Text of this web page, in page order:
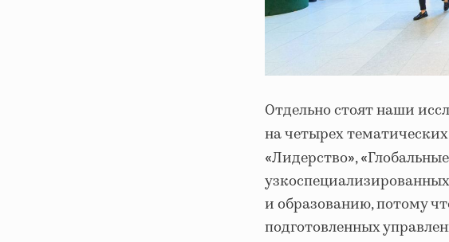
Отдельно стоят наши
на четырех
«Лидерство», «
и образованию, потому
подготовленных